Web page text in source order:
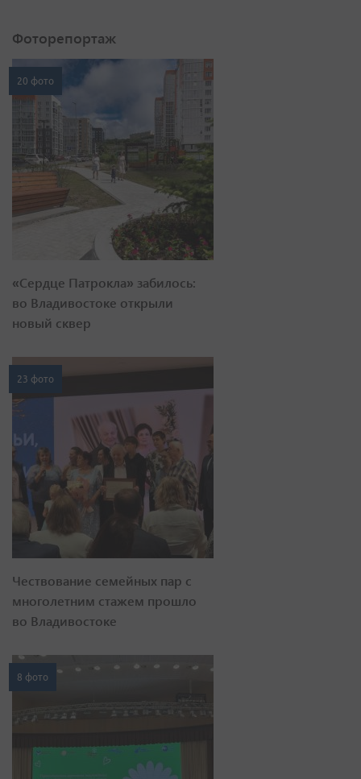
Фоторепортаж
20 фото
«Сердце Патрокла» забилось:
во Владивостоке открыли
новый сквер
23 фото
Чествование семейных пар с
многолетним стажем прошло
во Владивостоке
8 фото